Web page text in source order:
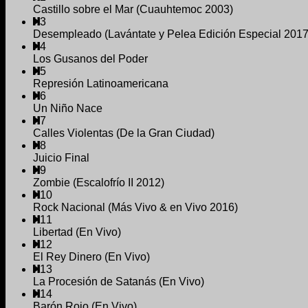
Castillo sobre el Mar (Cuauhtemoc 2003)
3
Desempleado (Lavántate y Pelea Edición Especial
4
Los Gusanos del Poder
5
Represión Latinoamericana
6
Un Niño Nace
7
Calles Violentas (De la Gran Ciudad)
8
Juicio Final
9
Zombie (Escalofrío II 2012)
10
Rock Nacional (Más Vivo & en Vivo 2016)
11
Libertad (En Vivo)
12
El Rey Dinero (En Vivo)
13
La Procesión de Satanás (En Vivo)
14